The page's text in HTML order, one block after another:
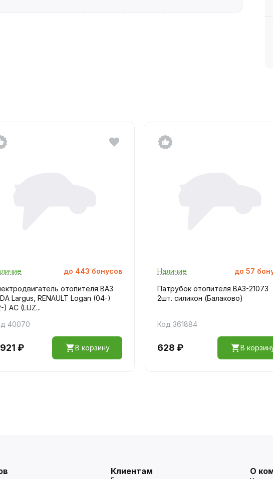
до 443 бонусов
отопителя ВАЗ
Largus, RENAULT Logan (04-)
) AC (LUZ...
40070
₽ В корзину
Наличие до 57
Патрубок отопителя ВАЗ-21073
2шт. силикон (Балаково)
Код 361884
628 ₽ В
Клиентам О